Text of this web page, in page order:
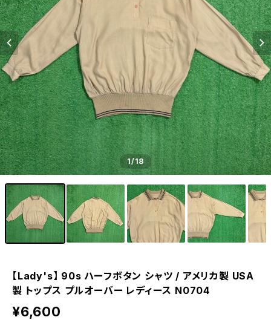
1/18
【Lady's】 90s ハーフボタン シャツ / アメリカ製 USA
製 トップス プルオーバー レディース N0704
¥6,600